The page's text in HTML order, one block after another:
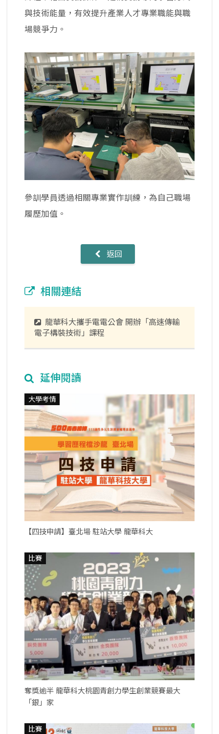
與技術能量，有效提升產業人才專業職能與職
場競爭力。
參訓學員透過相關專業實作訓練，為自己職場
履歷加值。
返回
相關連結
龍華科大攜手電電公會 開辦「高速傳輸
電子構裝技術」課程
延伸閱讀
大學考情
【四技申請】臺北場 駐站大學 龍華科大
比賽
奪獎逾半 龍華科大桃園青創力學生創業競賽最大
「銀」家
比賽